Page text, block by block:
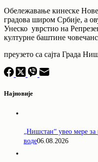
Обележавање кинеске Нове
градова широм Србије, а
Унеско уврстио на
културне баштине
преузето са сајта Града
Најновије
„Нишстан“ увео мере
воде06.08.2026